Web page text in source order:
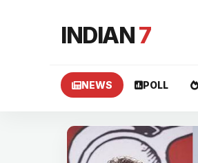
INDIAN7
NEWS POLL